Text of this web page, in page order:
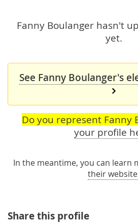
Fanny Boulanger hasn't
yet.
See Fanny Boulanger's
Do you represent Fanny
your profile
In the meantime, you can learn
their website
Share this profile